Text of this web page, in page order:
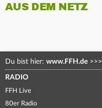
AUS DEM NETZ
Du bist hier: www.FFH.de >>>
RADIO
FFH Live
80er Radio